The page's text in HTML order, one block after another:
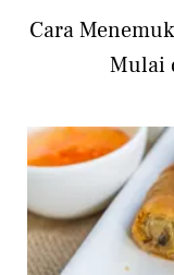
Cara
Mulai